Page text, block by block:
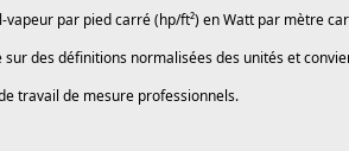
vapeur par pied carré (hp/ft²) en Watt par mètre
des définitions normalisées des unités et
travail de mesure professionnels.